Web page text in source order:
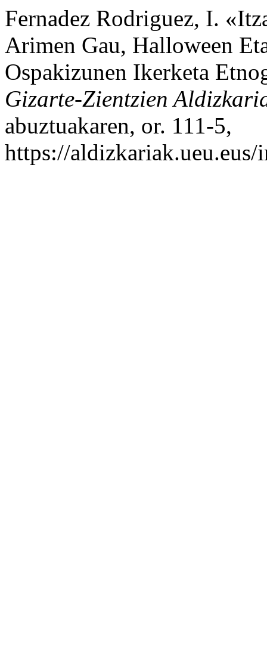
Fernadez Rodriguez, I.
Arimen Gau, Halloween
Ospakizunen Ikerketa
Gizarte-Zientzien
abuztuakaren, or. 111-5,
https://